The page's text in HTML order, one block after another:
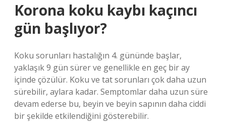
Korona koku kaybı kaçıncı
gün başlıyor?
Koku sorunları hastalığın 4. gününde başlar,
yaklaşık 9 gün sürer ve genellikle en geç bir ay
içinde çözülür. Koku ve tat sorunları çok daha uzun
sürebilir, aylara kadar. Semptomlar daha uzun süre
devam ederse bu, beyin ve beyin sapının daha ciddi
bir şekilde etkilendiğini gösterebilir.